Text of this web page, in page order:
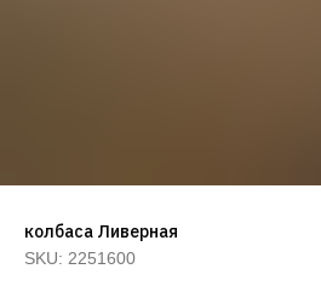
колбаса Ливерная
SKU: 2251600